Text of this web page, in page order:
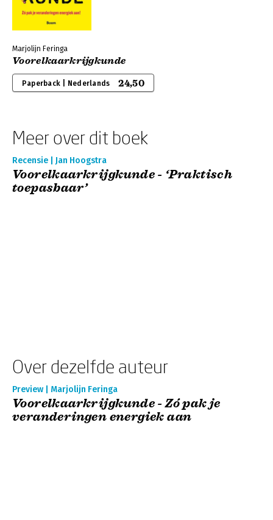
Marjolijn Feringa
Voorelkaarkrijgkunde
Paperback | Nederlands 24,50
Meer over dit boek
Recensie | Jan Hoogstra
Voorelkaarkrijgkunde - ‘Praktisch
toepasbaar’
Over dezelfde auteur
Preview | Marjolijn Feringa
Voorelkaarkrijgkunde - Zó pak je
veranderingen energiek aan